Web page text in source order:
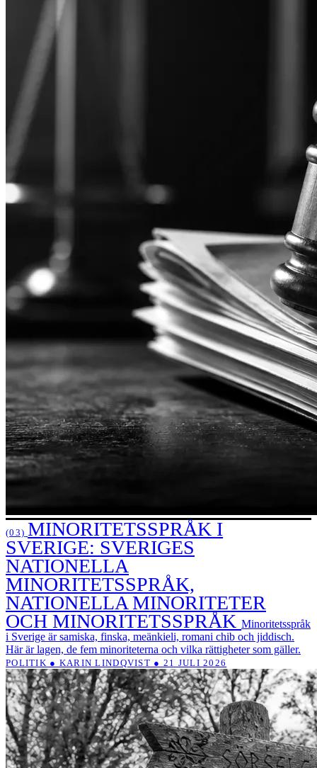
(03) MINORITETSSPRÅK I
SVERIGE: SVERIGES
NATIONELLA
MINORITETSSPRÅK,
NATIONELLA MINORITETER
OCH MINORITETSSPRÅK Minoritetsspråk
i Sverige är samiska, finska, meänkieli, romani chib och jiddisch.
Här är lagen, de fem minoriteterna och vilka rättigheter som gäller.
POLITIK ● KARIN LINDQVIST ● 21 JULI 2026